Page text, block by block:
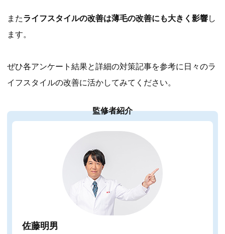
またライフスタイルの改善は薄毛の改善にも大きく影響し
ます。
ぜひ各アンケート結果と詳細の対策記事を参考に日々のラ
イフスタイルの改善に活かしてみてください。
監修者紹介
佐藤明男